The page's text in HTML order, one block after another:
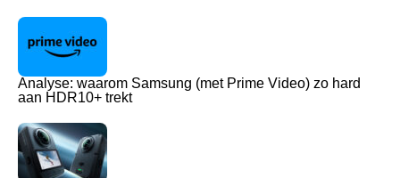
Analyse: waarom Samsung (met Prime Video) zo hard
aan HDR10+ trekt